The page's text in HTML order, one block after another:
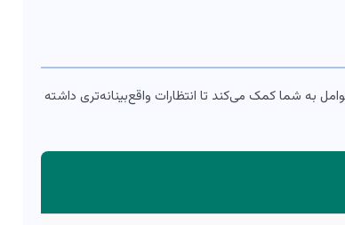
به شما کمک می‌کند تا انتظارات واقع‌بینانه‌تری داشته